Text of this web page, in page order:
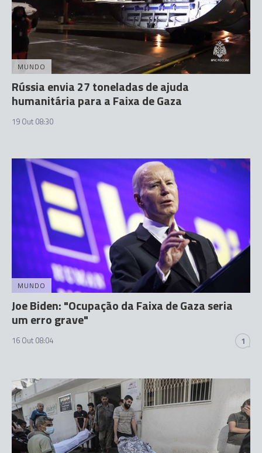
MUNDO
Rússia envia 27 toneladas de ajuda
humanitária para a Faixa de Gaza
19 Out 08:30
MUNDO
Joe Biden: "Ocupação da Faixa de Gaza seria
um erro grave"
16 Out 08:04 1